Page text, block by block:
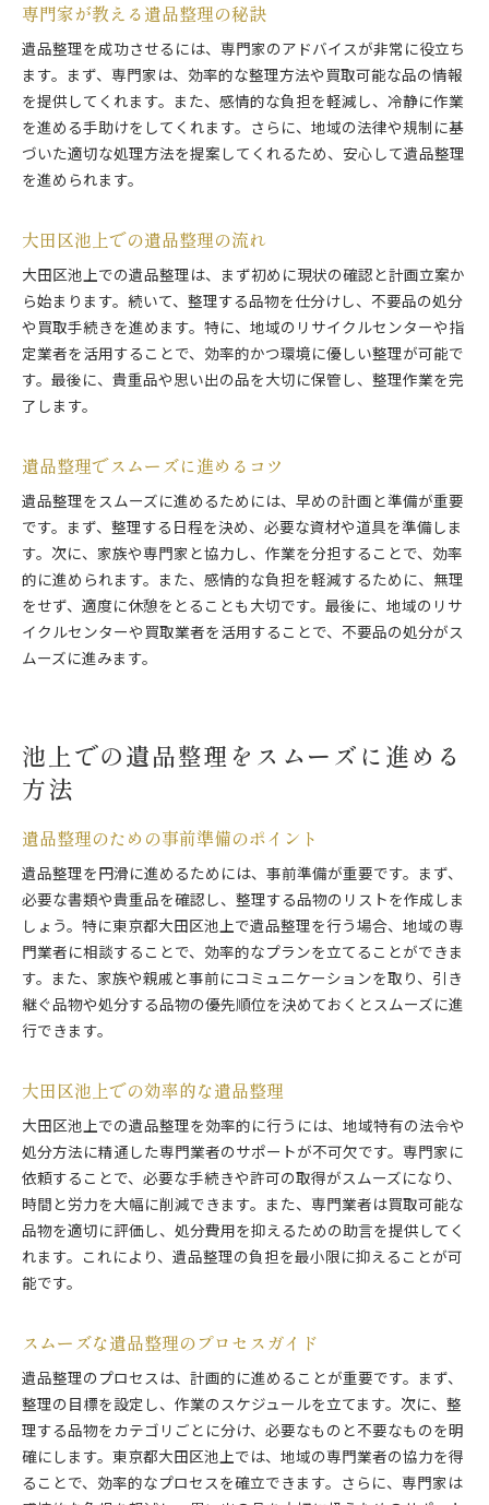
専門家が教える遺品整理の準備方法
池上での遺品整理を成功させるためのポイント
遺品整理を成功に導くための秘訣
大田区池上での遺品整理の成功法
遺品整理を効果的に進めるポイント
池上での遺品整理を成功させる鍵
専門家が薦める遺品整理の成功法
東京都大田区池上での遺品整理の注意点
遺品整理で注意すべきポイント
大田区池上での遺品整理のリスクと対策
池上での遺品整理のよくある問題
専門家が教える遺品整理の注意事項
スムーズな遺品整理を池上で達成する方法
遺品整理をスムーズに進める実践法
池上での遺品整理の効率的な進め方
大田区での遺品整理の成功ガイド
遺品整理を最適化する方法
スムーズな遺品整理を実現するヒント
専門家が薦める遺品整理の進め方
専門家が教える遺品整理の秘訣
遺品整理を成功させるには、専門家のアドバイスが非常に役立ち
ます。まず、専門家は、効率的な整理方法や買取可能な品の情報
を提供してくれます。また、感情的な負担を軽減し、冷静に作業
を進める手助けをしてくれます。さらに、地域の法律や規制に基
づいた適切な処理方法を提案してくれるため、安心して遺品整理
を進められます。
大田区池上での遺品整理の流れ
大田区池上での遺品整理は、まず初めに現状の確認と計画立案か
ら始まります。続いて、整理する品物を仕分けし、不要品の処分
や買取手続きを進めます。特に、地域のリサイクルセンターや指
定業者を活用することで、効率的かつ環境に優しい整理が可能で
す。最後に、貴重品や思い出の品を大切に保管し、整理作業を完
了します。
遺品整理でスムーズに進めるコツ
遺品整理をスムーズに進めるためには、早めの計画と準備が重要
です。まず、整理する日程を決め、必要な資材や道具を準備しま
す。次に、家族や専門家と協力し、作業を分担することで、効率
的に進められます。また、感情的な負担を軽減するために、無理
をせず、適度に休憩をとることも大切です。最後に、地域のリサ
イクルセンターや買取業者を活用することで、不要品の処分がス
ムーズに進みます。
池上での遺品整理をスムーズに進める
方法
遺品整理のための事前準備のポイント
遺品整理を円滑に進めるためには、事前準備が重要です。まず、
必要な書類や貴重品を確認し、整理する品物のリストを作成しま
しょう。特に東京都大田区池上で遺品整理を行う場合、地域の専
門業者に相談することで、効率的なプランを立てることができま
す。また、家族や親戚と事前にコミュニケーションを取り、引き
継ぐ品物や処分する品物の優先順位を決めておくとスムーズに進
行できます。
大田区池上での効率的な遺品整理
大田区池上での遺品整理を効率的に行うには、地域特有の法令や
処分方法に精通した専門業者のサポートが不可欠です。専門家に
依頼することで、必要な手続きや許可の取得がスムーズになり、
時間と労力を大幅に削減できます。また、専門業者は買取可能な
品物を適切に評価し、処分費用を抑えるための助言を提供してく
れます。これにより、遺品整理の負担を最小限に抑えることが可
能です。
スムーズな遺品整理のプロセスガイド
遺品整理のプロセスは、計画的に進めることが重要です。まず、
整理の目標を設定し、作業のスケジュールを立てます。次に、整
理する品物をカテゴリごとに分け、必要なものと不要なものを明
確にします。東京都大田区池上では、地域の専門業者の協力を得
ることで、効率的なプロセスを確立できます。さらに、専門家は